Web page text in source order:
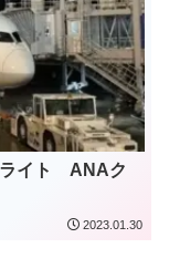
イト ANAク
2023.01.30